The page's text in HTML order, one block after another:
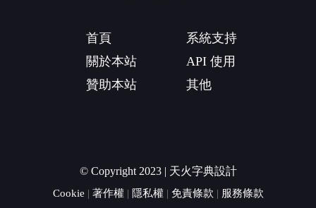
首頁
關於本站
贊助本站
系統支持
API 使用
其他
© Copyright 2023 | 天火字典設計
Cookie | 著作權| 隱私權| 免責條款 | 服務條款